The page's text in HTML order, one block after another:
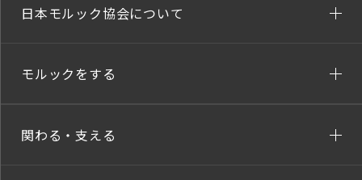
日本モルック協会について
モルックをする
関わる・支える